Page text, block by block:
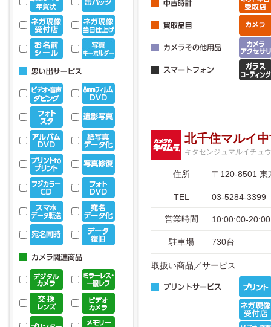
北千住マルイ
キタセンジュマルイチュ
住所 〒120-8501
TEL 03-5284-3399
営業時間 10:00:00-
駐車場 730台
取扱い商品／サービス